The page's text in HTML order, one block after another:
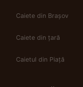
Caiete din Brașov
Caiete din țară
Caietul din Piață